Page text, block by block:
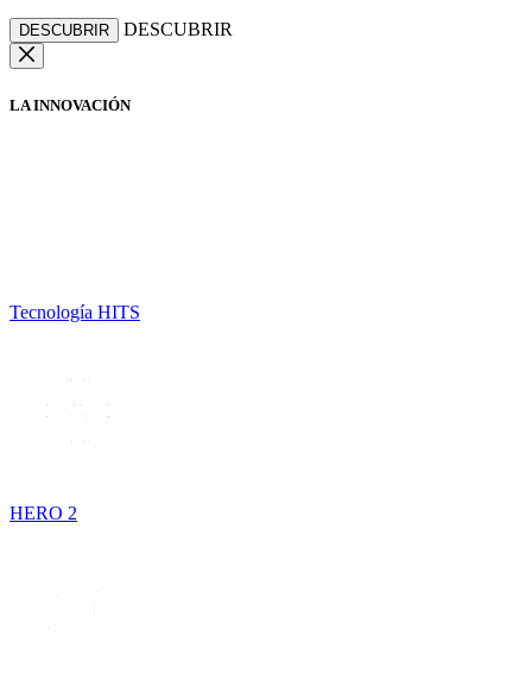
DESCUBRIR DESCUBRIR
LA INNOVACIÓN
Tecnología HITS
HERO 2